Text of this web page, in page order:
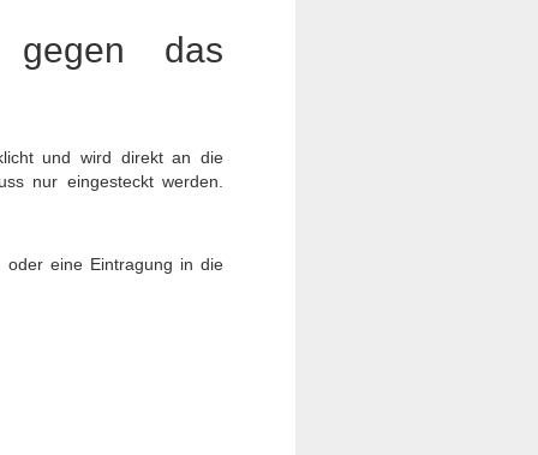
gegen das
und wird direkt an die
nur eingesteckt werden.
oder eine Eintragung in die